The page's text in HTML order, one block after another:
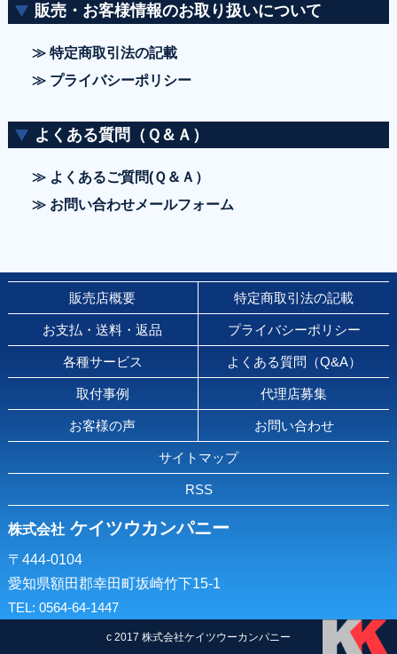
販売・お客様情報のお取り扱いについて
≫ 特定商取引法の記載
≫ プライバシーポリシー
よくある質問（Ｑ＆Ａ）
≫ よくあるご質問(Ｑ＆Ａ）
≫ お問い合わせメールフォーム
販売店概要
お支払・送料・返品
各種サービス
取付事例
お客様の声
特定商取引法の記載
プライバシーポリシー
よくある質問（Q&A）
代理店募集
お問い合わせ
サイトマップ
RSS
株式会社ケイツウカンパニー
〒444-0104
愛知県額田郡幸田町坂崎竹下15-1
TEL: 0564-64-1447
c 2017 株式会社ケイツウーカンパニー